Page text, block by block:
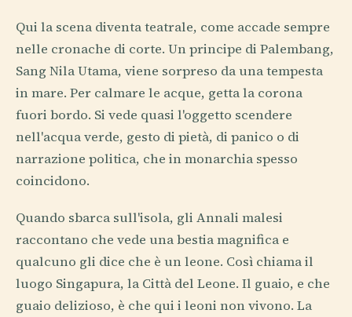
Qui la scena diventa teatrale, come accade sempre
nelle cronache di corte. Un principe di Palembang,
Sang Nila Utama, viene sorpreso da una tempesta
in mare. Per calmare le acque, getta la corona
fuori bordo. Si vede quasi l'oggetto scendere
nell'acqua verde, gesto di pietà, di panico o di
narrazione politica, che in monarchia spesso
coincidono.
Quando sbarca sull'isola, gli Annali malesi
raccontano che vede una bestia magnifica e
qualcuno gli dice che è un leone. Così chiama il
luogo Singapura, la Città del Leone. Il guaio, e che
guaio delizioso, è che qui i leoni non vivono. La